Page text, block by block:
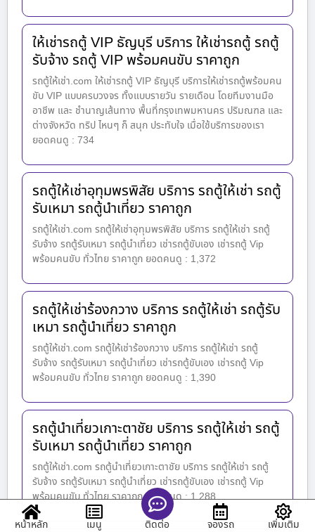
ให้เช่ารถตู้ VIP ธัญบุรี บริการ ให้เช่ารถตู้ รถตู้
รับจ้าง รถตู้ VIP พร้อมคนขับ ราคาถูก
รถตู้ให้เช่า.com ให้เช่ารถตู้ VIP ธัญบุรี บริการให้เช่ารถตู้พร้อมคน
ขับ VIP แบบครบวงจร ทั้งแบบรายวัน รายเดือน โดยทีมงานมือ
อาชีพ และ ชำนาญเส้นทาง พื้นที่กรุงเทพมหานคร ปริมณฑล และ
ต่างจังหวัด ทริป ไหนๆ ก็ สนุก ประทับใจ เมื่อใช้บริการของเรา
ยอดคนดู : 734
รถตู้ให้เช่าอุทุมพรพิสัย บริการ รถตู้ให้เช่า รถตู้
รับเหมา รถตู้นำเที่ยว ราคาถูก
รถตู้ให้เช่า.com รถตู้ให้เช่าอุทุมพรพิสัย บริการ รถตู้ให้เช่า รถตู้
รับจ้าง รถตู้รับเหมา รถตู้นำเที่ยว เช่ารถตู้ขับเอง เช่ารถตู้ Vip
พร้อมคนขับ ทั่วไทย ราคาถูก ยอดคนดู : 1,372
รถตู้ให้เช่าร้องกวาง บริการ รถตู้ให้เช่า รถตู้รับ
เหมา รถตู้นำเที่ยว ราคาถูก
รถตู้ให้เช่า.com รถตู้ให้เช่าร้องกวาง บริการ รถตู้ให้เช่า รถตู้
รับจ้าง รถตู้รับเหมา รถตู้นำเที่ยว เช่ารถตู้ขับเอง เช่ารถตู้ Vip
พร้อมคนขับ ทั่วไทย ราคาถูก ยอดคนดู : 1,390
รถตู้นำเที่ยวเกาะตาชัย บริการ รถตู้ให้เช่า รถตู้
รับเหมา รถตู้นำเที่ยว ราคาถูก
รถตู้ให้เช่า.com รถตู้นำเที่ยวเกาะตาชัย บริการ รถตู้ให้เช่า รถตู้
รับจ้าง รถตู้รับเหมา รถตู้นำเที่ยว เช่ารถตู้ขับเอง เช่ารถตู้ Vip
พร้อมคนขับ ทั่วไทย ราคาถูก ยอดคนดู : 1,288
หน้าหลัก
เมนู ติดต่อ จองรถ เพิ่มเติม